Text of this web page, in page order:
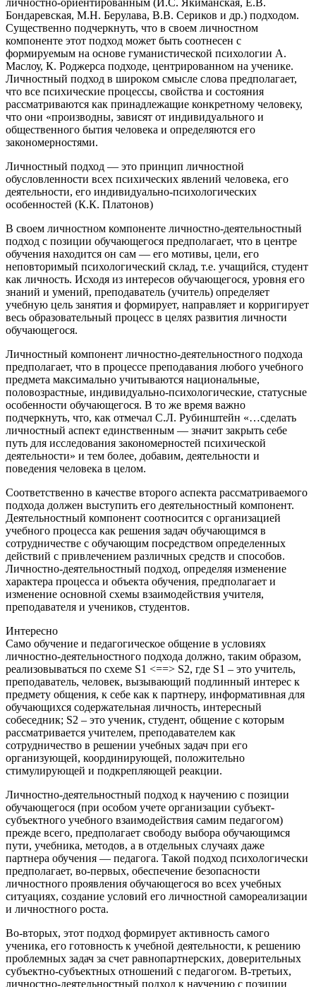
Бондаревская, М.Н. Берулава, В.В. Сериков и др.) подходом.
Существенно подчеркнуть, что в своем личностном
компоненте этот подход может быть соотнесен с
формируемым на основе гуманистической психологии А.
Маслоу, К. Роджерса подходе, центрированном на ученике.
Личностный подход в широком смысле слова предполагает,
что все психические процессы, свойства и состояния
рассматриваются как принадлежащие конкретному человеку,
что они «производны, зависят от индивидуального и
общественного бытия человека и определяются его
закономерностями.
Личностный подход — это принцип личностной
обусловленности всех психических явлений человека, его
деятельности, его индивидуально-психологических
особенностей (К.К. Платонов)
В своем личностном компоненте личностно-деятельностный
подход с позиции обучающегося предполагает, что в центре
обучения находится он сам — его мотивы, цели, его
неповторимый психологический склад, т.е. учащийся, студент
как личность. Исходя из интересов обучающегося, уровня его
знаний и умений, преподаватель (учитель) определяет
учебную цель занятия и формирует, направляет и корригирует
весь образовательный процесс в целях развития личности
обучающегося.
Личностный компонент личностно-деятельностного подхода
предполагает, что в процессе преподавания любого учебного
предмета максимально учитываются национальные,
половозрастные, индивидуально-психологические, статусные
особенности обучающегося. В то же время важно
подчеркнуть, что, как отмечал С.Л. Рубинштейн «…сделать
личностный аспект единственным — значит закрыть себе
путь для исследования закономерностей психической
деятельности» и тем более, добавим, деятельности и
поведения человека в целом.
Соответственно в качестве второго аспекта рассматриваемого
подхода должен выступить его деятельностный компонент.
Деятельностный компонент соотносится с организацией
учебного процесса как решения задач обучающимся в
сотрудничестве с обучающим посредством определенных
действий с привлечением различных средств и способов.
Личностно-деятельностный подход, определяя изменение
характера процесса и объекта обучения, предполагает и
изменение основной схемы взаимодействия учителя,
преподавателя и учеников, студентов.
Интересно
Само обучение и педагогическое общение в условиях
личностно-деятельностного подхода должно, таким образом,
реализовываться по схеме S1 <==> S2, где S1 – это учитель,
преподаватель, человек, вызывающий подлинный интерес к
предмету общения, к себе как к партнеру, информативная для
обучающихся содержательная личность, интересный
собеседник; S2 – это ученик, студент, общение с которым
рассматривается учителем, преподавателем как
сотрудничество в решении учебных задач при его
организующей, координирующей, положительно
стимулирующей и подкрепляющей реакции.
Личностно-деятельностный подход к научению с позиции
обучающегося (при особом учете организации субъект-
субъектного учебного взаимодействия самим педагогом)
прежде всего, предполагает свободу выбора обучающимся
пути, учебника, методов, а в отдельных случаях даже
партнера обучения — педагога. Такой подход психологически
предполагает, во-первых, обеспечение безопасности
личностного проявления обучающегося во всех учебных
ситуациях, создание условий его личностной самореализации
и личностного роста.
Во-вторых, этот подход формирует активность самого
ученика, его готовность к учебной деятельности, к решению
проблемных задач за счет равнопартнерских, доверительных
субъектно-субъектных отношений с педагогом. В-третьих,
личностно-деятельностный подход к научению с позиции